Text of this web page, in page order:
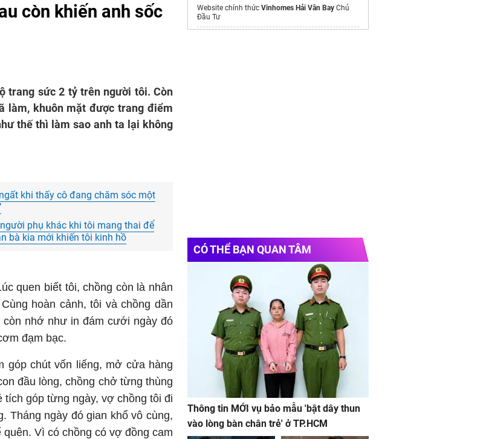
còn khiến anh sốc
trang sức 2 tỷ trên người tôi. Còn
làm, khuôn mặt được trang điểm
thế thì làm sao anh ta lại không
khi thấy cô đang chăm sóc một
phụ khác khi tôi mang thai để
bà kia mới khiến tôi kinh hồ
quen biết tôi, chồng còn là nhân
hoàn cảnh, tôi và chồng dần
nhớ như in đám cưới ngày đó
đạm bạc.
góp chút vốn liếng, mở cửa hàng
đầu lòng, chồng chở từng thùng
góp từng ngày, vợ chồng tôi đi
Tháng ngày đó gian khổ vô cùng,
Vì có chồng có vợ đồng cam
Website chính thức Vinhomes Hải Vân Bay Chủ
Đầu Tư
CÓ THỂ BẠN QUAN TÂM
Thông tin MỚI vụ bảo mẫu 'bật dây thun
vào lòng bàn chân trẻ' ở TP.HCM